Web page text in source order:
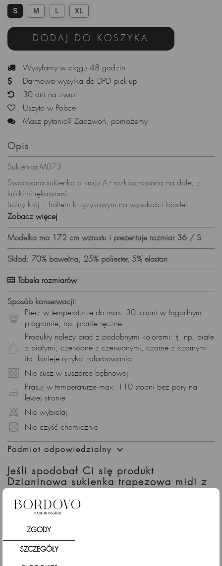
S M L XL
DODAJ DO KOSZYKA
Wysyłamy w ciągu 48 godzin
Darmowa wysyłka do DPD pick-up
30 dni na zwrot
Uszyto w Polsce
Masz pytania? Zadzwoń, pomożemy
Opis
Sukienka M073
Swobodna sukienka o kroju A - rozkloszowana na dole, z
krótkimi rękawami.
Luźny krój z haftem krzyżykowym na wysokości bioder.
Pierz w 30 stopniach w delikatnym detergencie, nie wybielaj,
nie susz w suszarce.
Prasuj w niskiej temperaturze.
Produkt wyprodukowany w Polsce.
Skład surowcowy:
Tkanina: 70% bawełna, 25% poliester, 5% elastan
Wzrost modelki: 172cm, modelka na zdjęciu prezentuje
rozmiar S.
Zobacz więcej
Modelka ma 172 cm wzrostu i prezentuje rozmiar 36 / S
Skład: 70% bawełna, 25% poliester, 5% elastan
Tabela rozmiarów
Sposób konserwacji:
Pierz w temperaturze do max. 30 stopni w łagodnym
programie, np. pranie ręczne
Produkty należy prać z podobnymi kolorami: tj. np. białe
z białymi, czerwone z czerwonymi, czarne z czarnymi
itd. Istnieje ryzyko zafarbowania
Nie susz w suszarce bębnowej
Prasuj w temperaturze max. 110 stopni bez pary na
lewej stronie
Nie wybielaj
Nie czyść chemicznie
Podmiot odpowiedzialny 
Jeśli spodobał Ci się produkt
Dzianinowa sukienka trapezowa midi z
także
ZGODY
SZCZEGÓŁY